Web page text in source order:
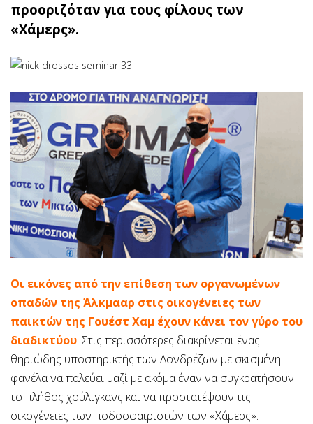
προοριζόταν για τους φίλους των
«Χάμερς».
Οι εικόνες από την επίθεση των οργανωμένων
οπαδών της Άλκμααρ στις οικογένειες των
παικτών της Γουέστ Χαμ έχουν κάνει τον γύρο του
διαδικτύου. Στις περισσότερες διακρίνεται ένας
θηριώδης υποστηρικτής των Λονδρέζων με σκισμένη
φανέλα να παλεύει μαζί με ακόμα έναν να συγκρατήσουν
το πλήθος χούλιγκανς και να προστατέψουν τις
οικογένειες των ποδοσφαιριστών των «Χάμερς».